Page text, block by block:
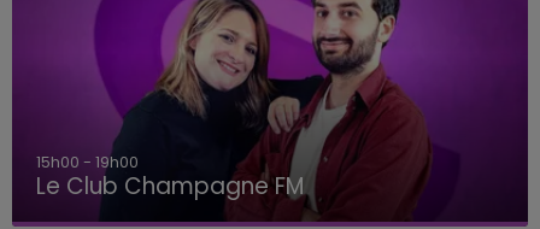
15h00 - 19h00
Le Club Champagne FM